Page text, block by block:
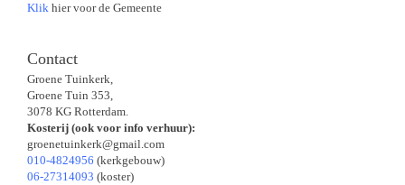
Klik hier voor de Gemeente
Contact
Groene Tuinkerk,
Groene Tuin 353,
3078 KG Rotterdam.
Kosterij (ook voor info verhuur):
groenetuinkerk@gmail.com
010-4824956 (kerkgebouw)
06-27314093 (koster)